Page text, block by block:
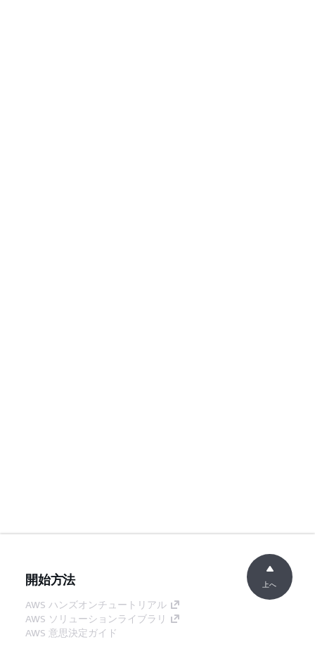
開始方法
AWS ハンズオンチュートリアル
AWS ソリューションライブラリ
AWS 意思決定ガイド
上へ